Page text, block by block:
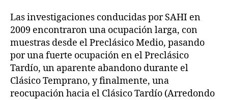
Las investigaciones conducidas por SAHI en
2009 encontraron una ocupación larga, con
muestras desde el Preclásico Medio, pasando
por una fuerte ocupación en el Preclásico
Tardío, un aparente abandono durante el
Clásico Temprano, y finalmente, una
reocupación hacia el Clásico Tardío (Arredondo